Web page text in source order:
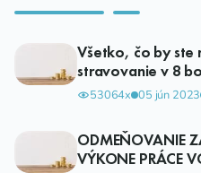
Všetko, čo by ste
stravovanie v 8
53064x 05 jún 2023
ODMEŇOVANIE
VÝKONE PRÁCE